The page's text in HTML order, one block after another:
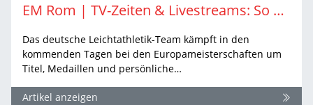
EM Rom | TV-Zeiten & Livestreams: So sehen Sie die Leichtathletik-EM in Rom live
Das deutsche Leichtathletik-Team kämpft in den
kommenden Tagen bei den Europameisterschaften um
Titel, Medaillen und persönliche…
Artikel anzeigen